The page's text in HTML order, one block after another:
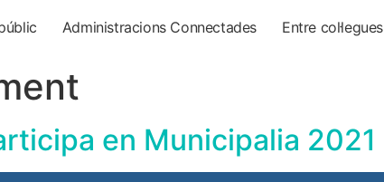
Administracions Connectades Entre col·legues
en Municipalia 2021